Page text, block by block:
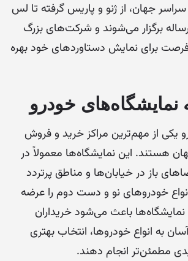
جهان، از ژنو و پاریس گرفته تا لس
برگزار می‌شوند و شرکت‌های بزرگ
برای نمایش دستاوردهای خود بهره
نمایشگاه‌های خودرو
یکی از مهم‌ترین مراکز خرید و فروش
هستند. این نمایشگاه‌ها معمولاً در
باز در خیابان‌ها و مناطق پرتردد
خودروهای نو و دست دوم را عرضه
باعث می‌شود خریداران
به انواع خودروها، انتخاب بهتری
مطمئن‌تر انجام دهند.